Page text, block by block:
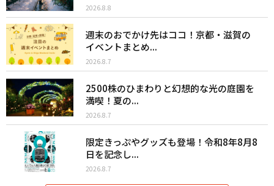
2026.8.8
週末のおでかけ先はココ！京都・滋賀の
イベントまとめ...
2026.8.7
2500株のひまわりと幻想的な光の庭園を
満喫！夏の...
2026.8.7
限定きっぷやグッズも登場！令和8年8月8
日を記念し...
2026.8.7